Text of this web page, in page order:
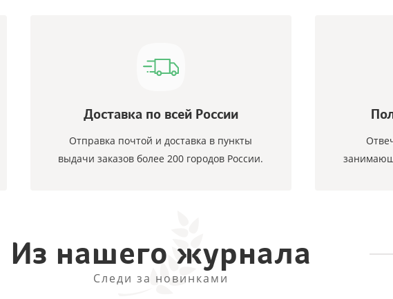
Доставка по всей России
Отправка почтой и доставка в пункты
выдачи заказов более 200 городов России.
Из нашего журнала
Следи за новинками